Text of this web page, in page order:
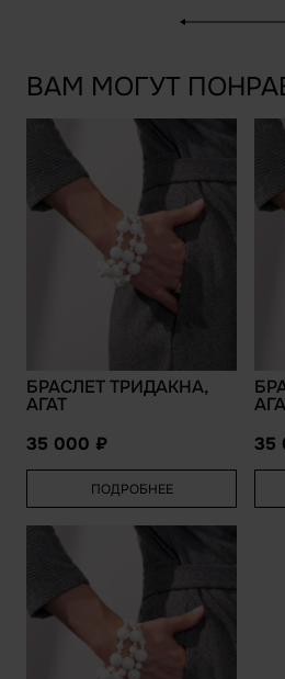
ВАМ МОГУТ
БРАСЛЕТ ТРИДАКНА,
АГАТ
35 000
ПОДРОБНЕЕ
35